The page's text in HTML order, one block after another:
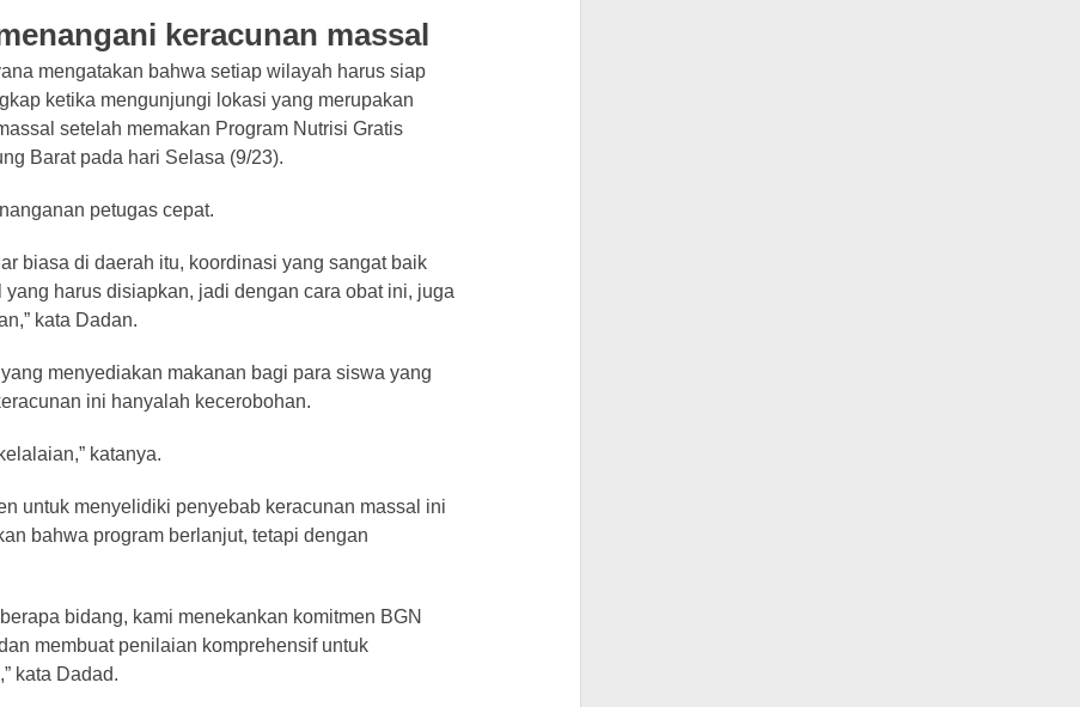
keracunan massal
mengatakan bahwa setiap wilayah harus siap
ketika mengunjungi lokasi yang merupakan
setelah memakan Program Nutrisi Gratis
Barat pada hari Selasa (9/23).
petugas cepat.
biasa di daerah itu, koordinasi yang sangat baik
harus disiapkan, jadi dengan cara obat ini, juga
kata Dadan.
menyediakan makanan bagi para siswa yang
ini hanyalah kecerobohan.
katanya.
untuk menyelidiki penyebab keracunan massal ini
bahwa program berlanjut, tetapi dengan
bidang, kami menekankan komitmen BGN
membuat penilaian komprehensif untuk
kata Dadad.